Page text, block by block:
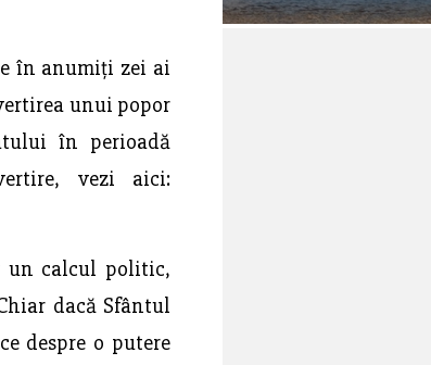
în anumiți zei ai
unui popor
în perioadă
vezi aici:
un calcul politic,
dacă Sfântul
despre o putere